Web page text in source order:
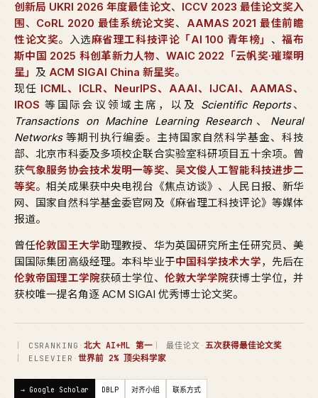
创新局 UKRI 2026 年度最佳论文、 ICCV 2023 最佳论文奖入
围 、 CoRL 2020 最佳系统论文奖、 AAMAS 2021 最佳前瞻
性论文奖。入选麻省理工科技评论「AI 100 青年榜」 、福布
斯中国 2025 科创革新力人物、WAIC 2022「云帆奖·璀璨明
星」 及 ACM SIGAI China 新星奖。
现任 ICML、ICLR、NeurIPS、AAAI、IJCAI、AAMAS、
IROS 等国际会议领域主席，以及 Scientific Reports、
Transactions on Machine Learning Research 、 Neural
Networks等期刊执行编委。主持国家自然科学基金、科技
部、北京市科委及多项校企联合实验室科研项目五十余项。曾
获气象服务协会技术发明一等奖、 吴文俊人工智能科技进步二
等奖。相关成果获中央电视台《焦点访谈》、人民日报、新华
网、国家自然科学基金委官网及《麻省理工科技评论》等媒体
报道。
曾任伦敦国王大学助理教授、华为英国研究所主任研究员、美
国国际集团高级经理。本科毕业于中国科学技术大学，先后在
伦敦帝国理工学院获硕士学位、 伦敦大学学院获博士学位，并
获校唯一提名角逐 ACM SIGAI 优秀博士论文奖。
｜ CSRANKING · 北大 AI+ML 第一｜ 最佳论文 · 五次获得最佳论文奖
｜ ELSEVIER · 世界前 2% 顶尖科学家
→ Google Scholar DBLP 对齐小组 联系方式